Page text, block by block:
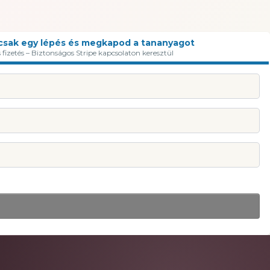
egy lépés és megkapod a tananyagot
– Biztonságos Stripe kapcsolaton keresztül